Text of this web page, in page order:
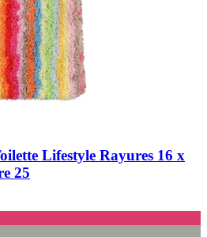
Lifestyle Rayures 16 x
25